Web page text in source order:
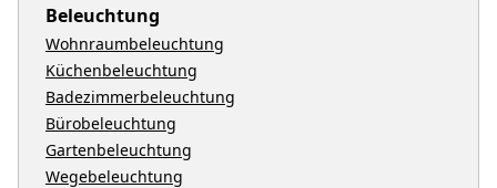
Beleuchtung
Wohnraumbeleuchtung
Küchenbeleuchtung
Badezimmerbeleuchtung
Bürobeleuchtung
Gartenbeleuchtung
Wegebeleuchtung